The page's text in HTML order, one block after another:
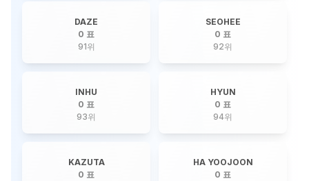
DAZE
0 표
91위
SEOHEE
0 표
92위
INHU
0 표
93위
HYUN
0 표
94위
KAZUTA
0 표
HA YOOJOON
0 표